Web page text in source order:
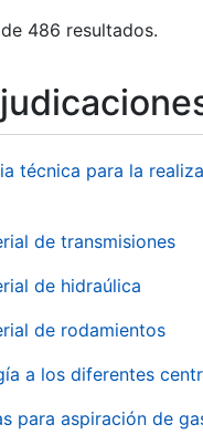
486 resultados.
técnica para la
de transmisiones
de hidraúlica
de rodamientos
a los diferentes
para aspiración de